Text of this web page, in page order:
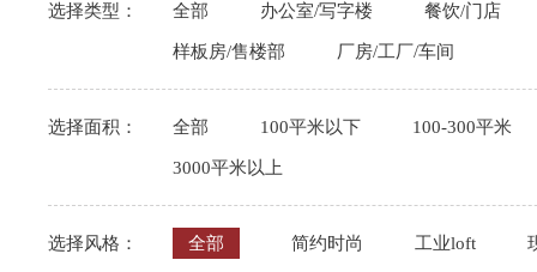
选择类型： 全部 办公室/写字楼 餐饮/门店
样板房/售楼部 厂房/工厂/车间
选择面积： 全部 100平米以下 100-300平米
3000平米以上
选择风格： 全部 简约时尚 工业loft